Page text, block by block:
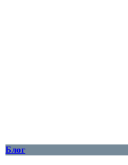
Блог